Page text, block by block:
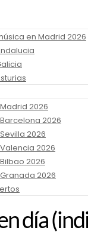
en Madrid 2026
2026
2026
2026
2026
2026
2026
día